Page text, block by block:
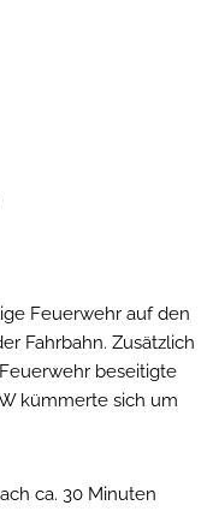
Feuerwehr auf den
Fahrbahn. Zusätzlich
beseitigte
kümmerte sich um
ca. 30 Minuten